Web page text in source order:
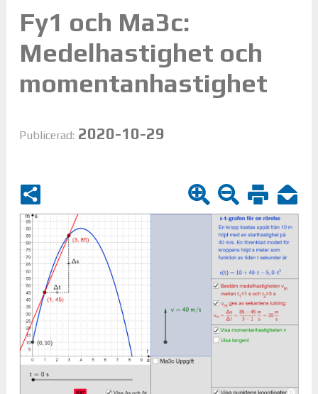
Fy1 och Ma3c:
Medelhastighet och
momentanhastighet
Publicerad: 2020-10-29